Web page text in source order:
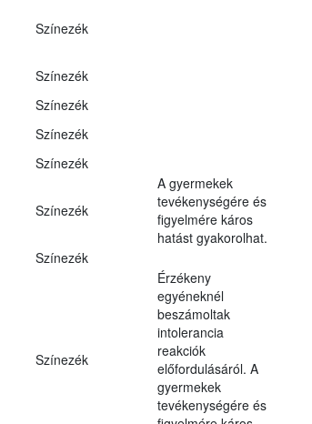
Színezék
Színezék
Színezék
Színezék
Színezék
Színezék
A gyermekek
tevékenységére és
figyelmére káros
hatást gyakorolhat.
Színezék
Színezék
Érzékeny
egyéneknél
beszámoltak
intolerancia
reakciók
előfordulásáról. A
gyermekek
tevékenységére és